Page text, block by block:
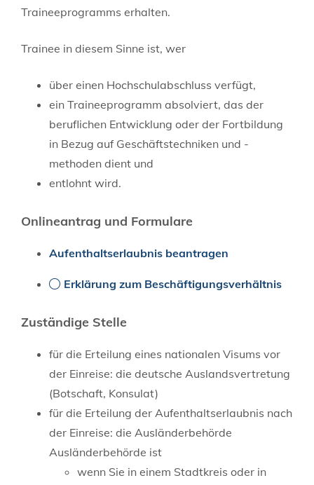
Traineeprogramms erhalten.
Trainee in diesem Sinne ist, wer
über einen Hochschulabschluss verfügt,
ein Traineeprogramm absolviert, das der
beruflichen Entwicklung oder der Fortbildung
in Bezug auf Geschäftstechniken und -
methoden dient und
entlohnt wird.
Onlineantrag und Formulare
Aufenthaltserlaubnis beantragen
Erklärung zum Beschäftigungsverhältnis
Zuständige Stelle
für die Erteilung eines nationalen Visums vor
der Einreise: die deutsche Auslandsvertretung
(Botschaft, Konsulat)
für die Erteilung der Aufenthaltserlaubnis nach
der Einreise: die Ausländerbehörde
Ausländerbehörde ist
wenn Sie in einem Stadtkreis oder in